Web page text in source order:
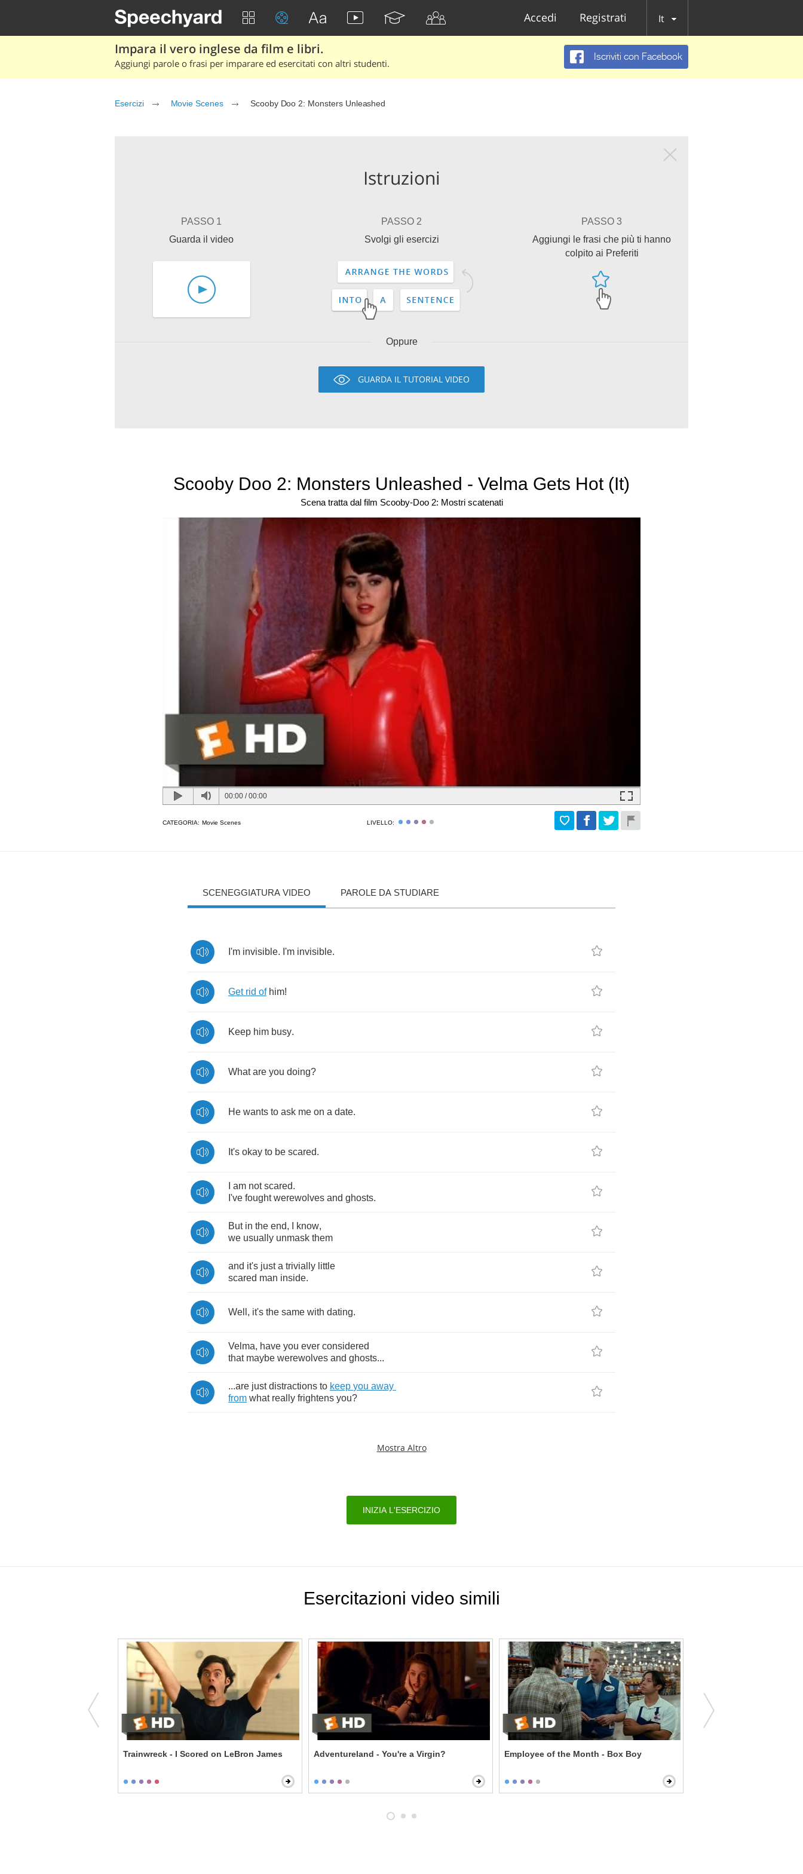
Accedi Registrati It
Impara il vero inglese da film e libri.
Aggiungi parole o frasi per imparare ed esercitati con altri studenti.
Iscriviti con Facebook
Esercizi Movie Scenes Scooby Doo 2: Monsters Unleashed
Istruzioni
PASSO 1
Guarda il video
PASSO 2
Svolgi gli esercizi
PASSO 3
Aggiungi le frasi che più ti hanno
colpito ai Preferiti
Oppure
GUARDA IL TUTORIAL VIDEO
Scooby Doo 2: Monsters Unleashed - Velma Gets Hot (It)
Scena tratta dal film Scooby-Doo 2: Mostri scatenati
00:00 /00:00
CATEGORIA: Movie Scenes LIVELLO:
SCENEGGIATURA VIDEO PAROLE DA STUDIARE
I'm invisible. I'm invisible.
Get rid of him!
Keep him busy.
What are you doing?
He wants to ask me on a date.
It's okay to be scared.
am not scared.
I've fought werewolves and ghosts.
But in the end, know,
we usually unmask them
and it's just a trivially little
scared man inside.
Well , it's the same with dating.
Velma, have you ever considered
that maybe werewolves and ghosts...
...are just distractions to keep you away
from what really frightens you?
Mostra Altro
INIZIA L'ESERCIZIO
Esercitazioni video simili
Trainwreck - I Scored on LeBron James Adventureland - You're a Virgin? Employee of the Month - Box Boy